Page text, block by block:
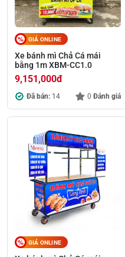
GIÁ ONLINE
Xe bánh mì Chả Cá mái
bằng 1m XBM-CC1.0
9,151,000đ
Đã bán: 14 0 Đánh giá
GIÁ ONLINE